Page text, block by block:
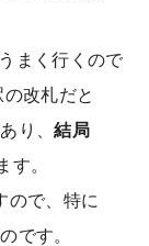
まく行くので
改札だと
り、結局
す。
ので、特に
です。